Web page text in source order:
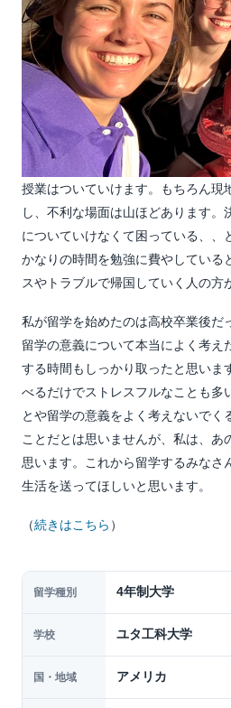
授業はついていけます。もちろん現
し、不利な場面は山ほどあります
についていけなくて困っている、
かなりの時間を勉強に費やしている
スやトラブルで帰国していく人の方
私が留学を始めたのは高校卒業後だ
留学の意義について本当によく考
する時間もしっかり取ったと思いま
べるだけでストレスフルなことも多
とや留学の意義をよく考えないで
ことだとは思いませんが、私は、
思います。これから留学するみな
生活を送ってほしいと思います。
（続きはこちら ）
留学種別 4年制大学
学校 ユタ工科大学
国・地域 アメリカ